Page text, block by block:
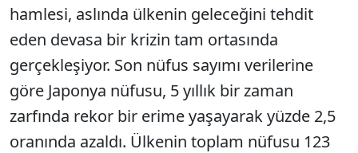
hamlesi, aslında ülkenin geleceğini tehdit
eden devasa bir krizin tam ortasında
gerçekleşiyor. Son nüfus sayımı verilerine
göre Japonya nüfusu, 5 yıllık bir zaman
zarfında rekor bir erime yaşayarak yüzde 2,5
oranında azaldı. Ülkenin toplam nüfusu 123